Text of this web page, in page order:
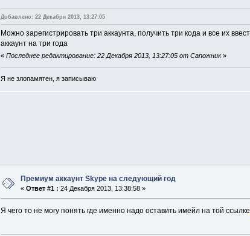
Добавлено: 22 Декабря 2013, 13:27:05
Можно зарегистрировать три аккаунта, получить три кода и все их
аккаунт на три года
«Последнее редактирование: 22 Декабря 2013, 13:27:05 от Сапожник»
Я не злопамятен, я записываю
Премиум аккаунт Skype на следующий год
« Ответ #1 : 24 Декабря 2013, 13:38:58 »
Я чего то не могу понять где именно надо оставить имейл на той ссылке